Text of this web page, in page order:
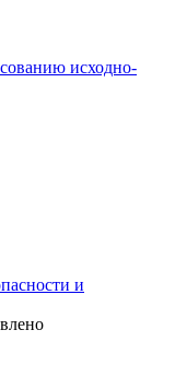
исходно-
и